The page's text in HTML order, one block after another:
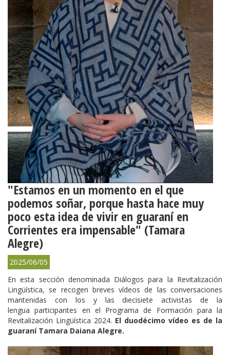
"Estamos en un momento en el que
podemos soñar, porque hasta hace muy
poco esta idea de vivir en guaraní en
Corrientes era impensable" (Tamara
Alegre)
2025/06/05
En esta sección denominada Diálogos para la Revitalización
Lingüística, se recogen breves vídeos de las conversaciones
mantenidas con los y las diecisiete activistas de la
lengua participantes en el Programa de Formación para la
Revitalización Lingüística 2024. El duodécimo vídeo es de la
guaraní Tamara Daiana Alegre.